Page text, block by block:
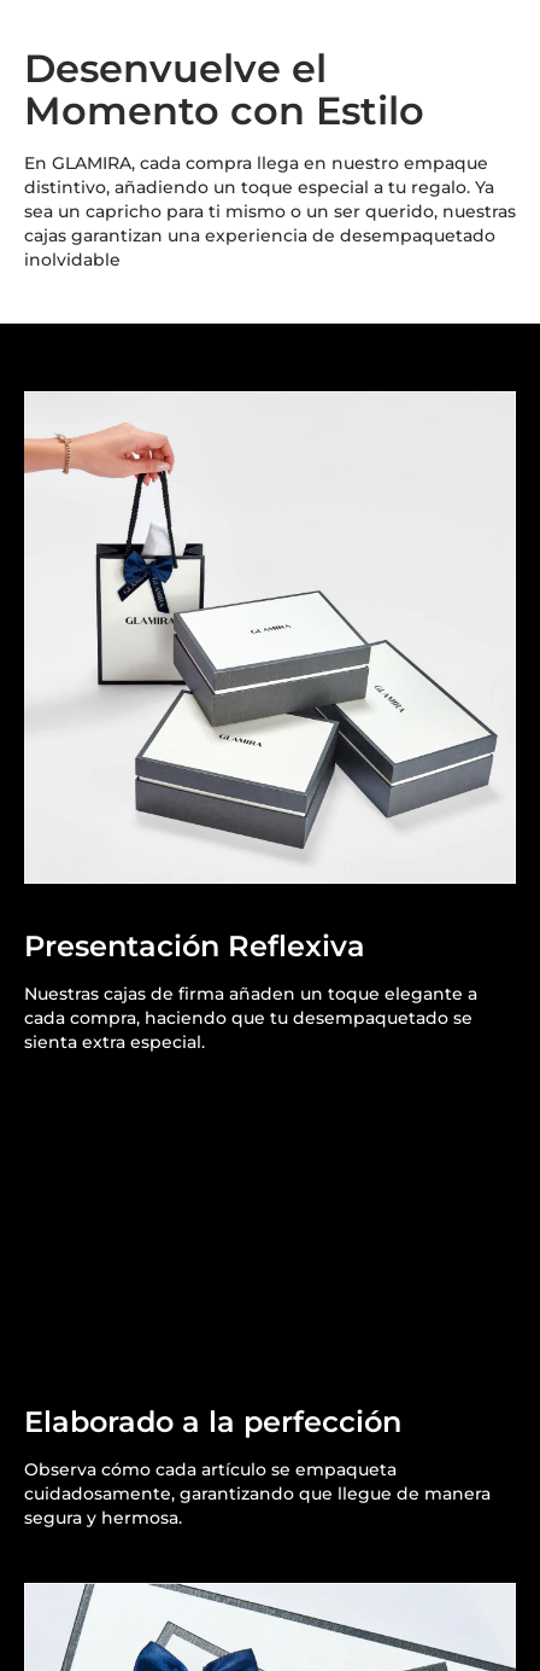
Desenvuelve el
Momento con Estilo
En GLAMIRA, cada compra llega en nuestro empaque
distintivo, añadiendo un toque especial a tu regalo. Ya
sea un capricho para ti mismo o un ser querido, nuestras
cajas garantizan una experiencia de desempaquetado
inolvidable
Presentación Reflexiva
Nuestras cajas de firma añaden un toque elegante a
cada compra, haciendo que tu desempaquetado se
sienta extra especial.
Elaborado a la perfección
Observa cómo cada artículo se empaqueta
cuidadosamente, garantizando que llegue de manera
segura y hermosa.